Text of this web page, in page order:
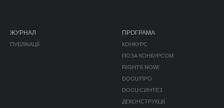
ЖУРНАЛ
ПУБЛІКАЦІЇ
ПРОГРАМА
КОНКУРС
ПОЗА КОНКУРСОМ
RIGHTS NOW!
DOCU/ПРО
DOCU/СИНТЕЗ
ДЕКОНСТРУКЦІЇ